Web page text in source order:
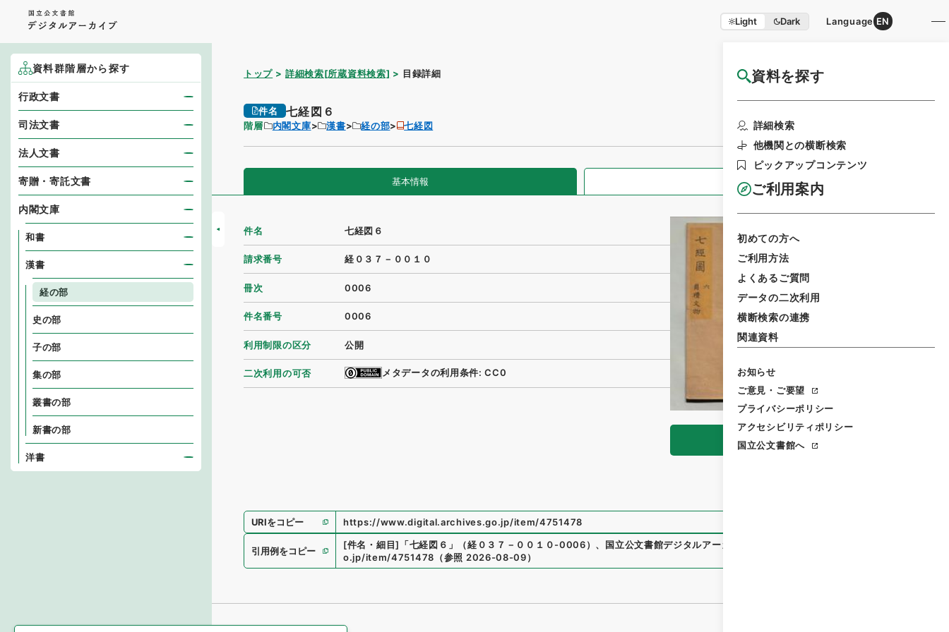
Light Dark Language EN
資料を探す
詳細検索
他機関との横断検索
ピックアップコンテンツ
ご利用案内
初めての方へ
ご利用方法
よくあるご質問
データの二次利用
横断検索の連携
関連資料
お知らせ
ご意見・ご要望
プライバシーポリシー
アクセシビリティポリシー
国立公文書館へ
トップ 詳細検索[所蔵資料検索] 目録詳細 国立公文書館HP利用案内
件名 七経図６
階層 内閣文庫 漢書 経の部 七経図
基本情報 全ての情報
閲覧
件名 七経図６
請求番号 経０３７－００１０
冊次 0006
件名番号 0006
利用制限の区分 公開
二次利用の可否 メタデータの利用条件: CC0
URIをコピー https://www.digital.archives.go.jp/item/4751478
引用例をコピー
[件名・細目] 「七経図６ 」 （経０３７－００１０-0006） 、 国立公文書館デジタルアーカイブ
o.jp/item/4751478 （参照 2026-08-09）
資料群階層から探す
行政文書
司法文書
法人文書
寄贈・寄託文書
内閣文庫
和書
漢書
経の部
史の部
子の部
集の部
叢書の部
新書の部
洋書